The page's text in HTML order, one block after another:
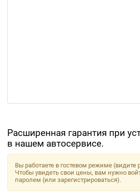
Расширенная гарантия при
в нашем автосервисе.
Вы работаете в гостевом режиме
Чтобы увидеть свои цены, вам нужно
паролем (или зарегистрироваться).